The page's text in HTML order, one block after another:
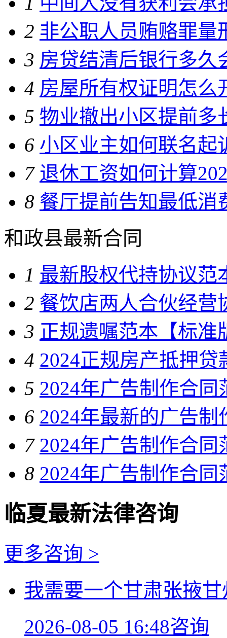
2 非公职人员贿赂罪量
3 房贷结清后银行多久
4 房屋所有权证明怎么
5 物业撤出小区提前多
6 小区业主如何联名起
7 退休工资如何计算
8 餐厅提前告知最低消
和政县最新合同
1 最新股权代持协议范
2 餐饮店两人合伙经营
3 正规遗嘱范本【标准
4 2024正规房产抵押
5 2024年广告制作合同
6 2024年最新的广告制
7 2024年广告制作合同
8 2024年广告制作合同
临夏最新法律咨询
更多咨询 >
我需要一个甘肃张掖
2026-08-05 16:48咨询